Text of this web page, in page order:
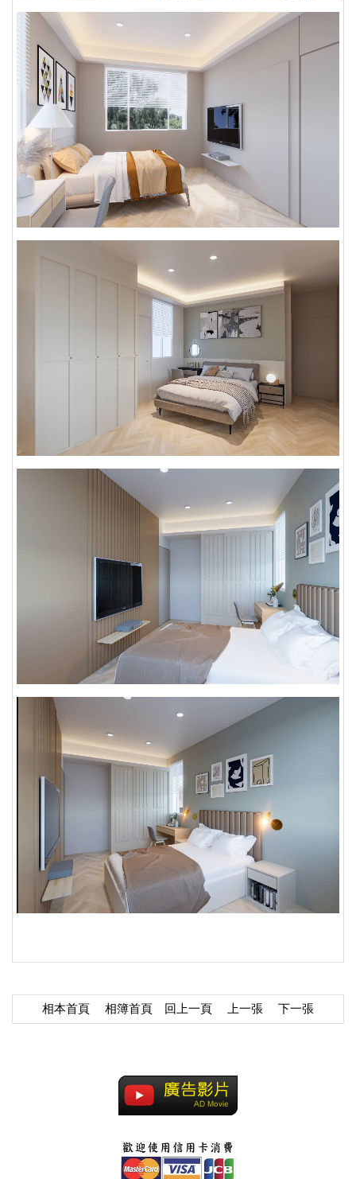
相本首頁 相簿首頁 回上一頁 上一張 下一張